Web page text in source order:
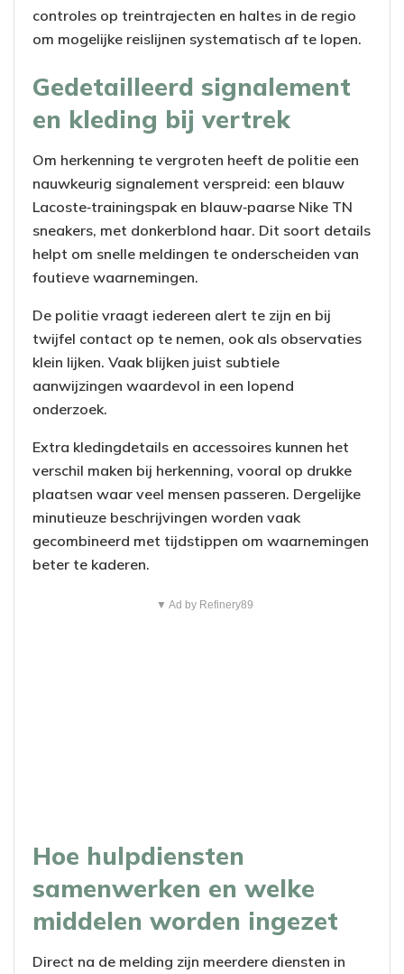
controles op treintrajecten en haltes in de regio
om mogelijke reislijnen systematisch af te lopen.
Gedetailleerd signalement
en kleding bij vertrek
Om herkenning te vergroten heeft de politie een
nauwkeurig signalement verspreid: een blauw
Lacoste‑trainingspak en blauw‑paarse Nike TN
sneakers, met donkerblond haar. Dit soort details
helpt om snelle meldingen te onderscheiden van
foutieve waarnemingen.
De politie vraagt iedereen alert te zijn en bij
twijfel contact op te nemen, ook als observaties
klein lijken. Vaak blijken juist subtiele
aanwijzingen waardevol in een lopend
onderzoek.
Extra kledingdetails en accessoires kunnen het
verschil maken bij herkenning, vooral op drukke
plaatsen waar veel mensen passeren. Dergelijke
minutieuze beschrijvingen worden vaak
gecombineerd met tijdstippen om waarnemingen
beter te kaderen.
▼ Ad by Refinery89
Hoe hulpdiensten
samenwerken en welke
middelen worden ingezet
Direct na de melding zijn meerdere diensten in